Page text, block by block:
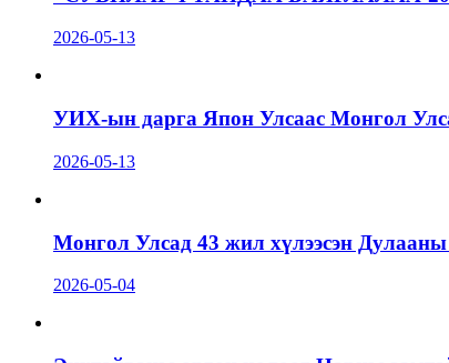
2026-05-13
УИХ-ын дарга Япон Улсаас Монгол
2026-05-13
Монгол Улсад 43 жил хүлээсэн Дулааны
2026-05-04